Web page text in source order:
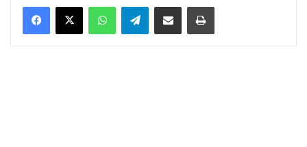
WhatsAppTelegramDelen via Email Print